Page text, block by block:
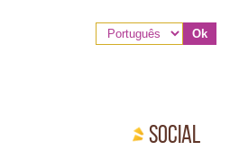
Social